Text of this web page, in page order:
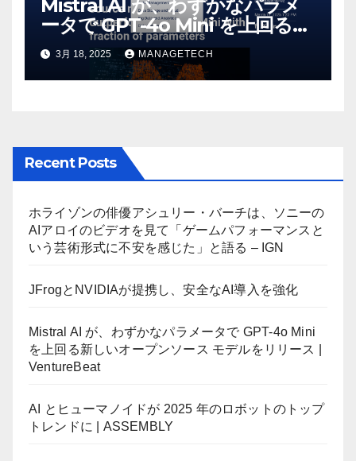
Mistral AI が、わずかなパラメ
ータで GPT-4o Mini を上回る新
しいオープンソース モデルをリ
リース | VentureBeat
3月 18, 2025 MANAGETECH
Recent Posts
ホライゾンの俳優アシュリー・バーチは、ソニーの
AIアロイのビデオを見て「ゲームパフォーマンスと
いう芸術形式に不安を感じた」と語る – IGN
JFrogとNVIDIAが提携し、安全なAI導入を強化
Mistral AI が、わずかなパラメータで GPT-4o Mini
を上回る新しいオープンソース モデルをリリース |
VentureBeat
AI とヒューマノイドが 2025 年のロボットのトップ
トレンドに | ASSEMBLY